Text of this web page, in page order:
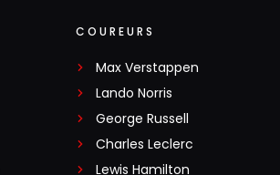
COUREURS
Max Verstappen
Lando Norris
George Russell
Charles Leclerc
Lewis Hamilton